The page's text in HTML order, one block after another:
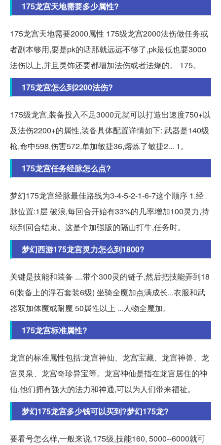
175龙宫天地需要多少属性?
175龙宫天地需要2000属性 175级龙宫2000法伤做任务或
者副本够用,要是pk的话那就远远不够了,pk最低也要3000
法伤以上,并且灵饰还要都增加法伤或者法爆的。 175。
175龙宫怎么到2200法伤?
175级龙宫,装备投入不足3000元就可以打造出速度750+以
及法伤2200+的属性,装备具体配置详情如下: 武器是140级
枪,命中598,伤害572,单加敏捷36,熔炼了敏捷2... 1。
175龙宫任务经脉怎么点?
梦幻175龙宫经脉最佳路线为3-4-5-2-1-6-7这个顺序 1.经
脉位置:1层 破浪,每回合开始有33%的几率增加100灵力,持
续到回合结束。这是个加强版的隔山打牛,任务时。
梦幻西游175龙宫灵力怎么到1800?
关键是技能和装备 ....带个300灵的链子,然后把技能弄到18
6(装备上的浮石套装6级) 坐骑全魔加点满成长...衣服和武
器双加体魔或耐魔 50属性以上 ...人物全魔加。
175龙宫标准属性?
龙宫的标准属性包括:龙宫神仙、龙宫宝藏、龙宫神兽、龙
宫灵泉、龙宫奇珍异宝等。龙宫神仙是指在龙宫居住的神
仙,他们拥有强大的法力和神通,可以为人们带来福祉。
梦幻175龙宫多少钱可以买到?梦幻175龙?
要看号怎么样,一般来说,175级,技能160, 5000--6000就可